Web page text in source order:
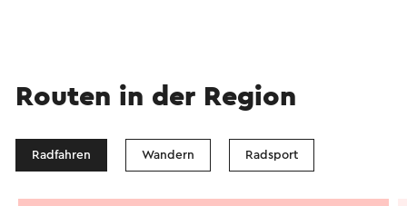
Routen in der Region
Radfahren Wandern Radsport